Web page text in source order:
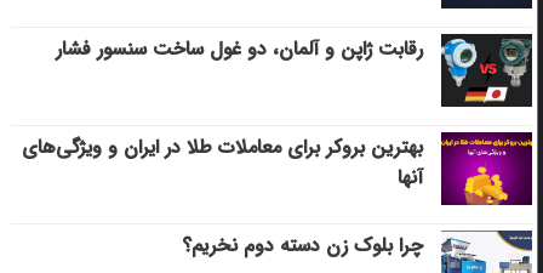
رقابت ژاپن و آلمان، دو غول ساخت سنسور فشار
بهترین بروکر برای معاملات طلا در ایران و ویژگی‌های
آنها
چرا بلوک زن دسته دوم نخریم؟